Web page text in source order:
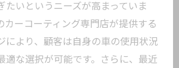
入れで輝きを保つ方法
カーコーティングに与える影響
慮したメンテナンスの方法
たいというニーズが高まっていま
カーコーティング専門店が提供する
により、顧客は自身の車の使用状況
適な選択が可能です。さらに、最近